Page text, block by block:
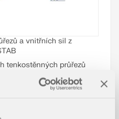
a vnitřních sil z
tenkostěnných průřezů
a EN 1993-1-5:2006
průřezů podle EN 1993-